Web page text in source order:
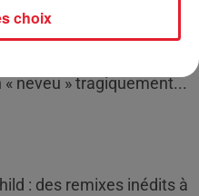
« neveu » tragiquement...
: des remixes inédits à
choix